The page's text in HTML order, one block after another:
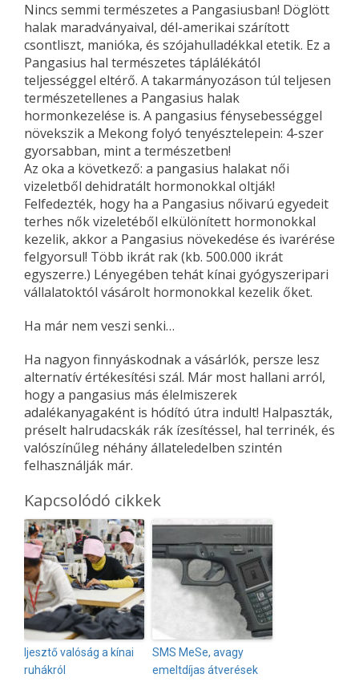
Nincs semmi természetes a Pangasiusban! Döglött
halak maradványaival, dél-amerikai szárított
csontliszt, manióka, és szójahulladékkal etetik. Ez a
Pangasius hal természetes táplálékától
teljességgel eltérő. A takarmányozáson túl teljesen
természetellenes a Pangasius halak
hormonkezelése is. A pangasius fénysebességgel
növekszik a Mekong folyó tenyésztelepein: 4-szer
gyorsabban, mint a természetben!
Az oka a következő: a pan­ga­sius halakat női
vizeletből dehidratált hormonokkal oltják!
Felfedezték, hogy ha a Pangasius nőivarú egyedeit
terhes nők vizeletéből elkülönített hormonokkal
kezelik, akkor a Pangasius növekedése és ivarérése
felgyorsul! Több ikrát rak (kb. 500.000 ikrát
egyszerre.) Lényegében tehát kínai gyógyszeripari
vállalatoktól vásárolt hormonokkal kezelik őket.
Ha már nem veszi senki…
Ha nagyon finnyáskodnak a vásárlók, persze lesz
alternatív értékesítési szál. Már most hallani arról,
hogy a pangasius más élelmiszerek
adalékanyagaként is hódító útra indult! Halpaszták,
préselt halrudacskák rák ízesítéssel, hal terrinék, és
valószínűleg néhány állateledelben szintén
felhasználják már.
Kapcsolódó cikkek
Ijesztő valóság a kínai
ruhákról
SMS MeSe, avagy
emeltdíjas átverések